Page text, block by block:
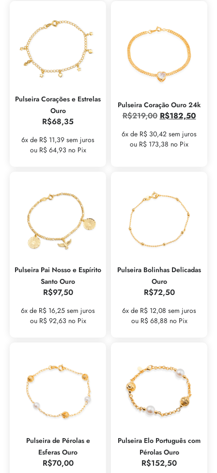
Pulseira Corações e Estrelas
Ouro
R$68,35
6x de R$ 11,39 sem juros
ou R$ 64,93 no Pix
Pulseira Coração Ouro 24k
R$219,00 R$182,50
6x de R$ 30,42 sem juros
ou R$ 173,38 no Pix
Pulseira Pai Nosso e Espírito
Santo Ouro
R$97,50
6x de R$ 16,25 sem juros
ou R$ 92,63 no Pix
Pulseira Bolinhas Delicadas
Ouro
R$72,50
6x de R$ 12,08 sem juros
ou R$ 68,88 no Pix
Pulseira de Pérolas e
Esferas Ouro
R$70,00
Pulseira Elo Português com
Pérolas Ouro
R$152,50